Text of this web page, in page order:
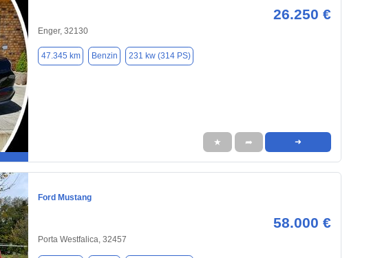
26.250 €
Enger, 32130
47.345 km Benzin 231 kw (314 PS)
★ ➦ ➜
Ford Mustang
58.000 €
Porta Westfalica, 32457